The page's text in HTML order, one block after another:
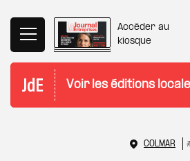
Accéder au
kiosque
Voir les éditions
COLMAR